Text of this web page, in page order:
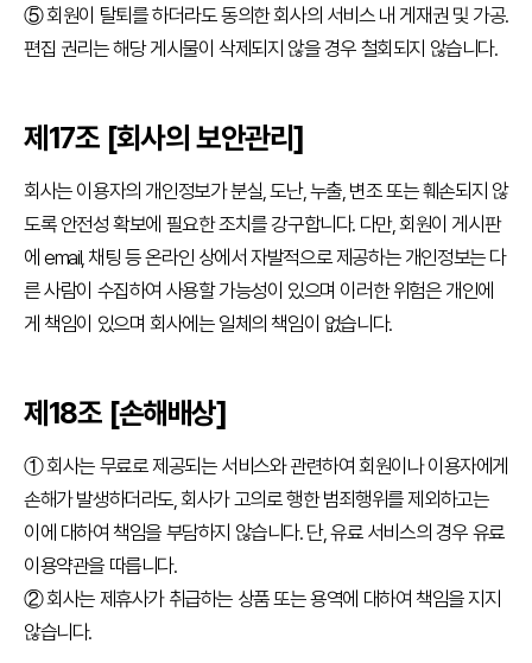
⑤ 회원이 탈퇴를 하더라도 동의한 회사의 서비스 내 게재권 및 가공.
편집 권리는 해당 게시물이 삭제되지 않을 경우 철회되지 않습니다.
제17조 [회사의 보안관리]
회사는 이용자의 개인정보가 분실, 도난, 누출, 변조 또는 훼손되지 않
도록 안전성 확보에 필요한 조치를 강구합니다. 다만, 회원이 게시판
에 email, 채팅 등 온라인 상에서 자발적으로 제공하는 개인정보는 다
른 사람이 수집하여 사용할 가능성이 있으며 이러한 위험은 개인에
게 책임이 있으며 회사에는 일체의 책임이 없습니다.
제18조 [손해배상]
① 회사는 무료로 제공되는 서비스와 관련하여 회원이나 이용자에게
손해가 발생하더라도, 회사가 고의로 행한 범죄행위를 제외하고는
이에 대하여 책임을 부담하지 않습니다. 단, 유료 서비스의 경우 유료
이용약관을 따릅니다.
② 회사는 제휴사가 취급하는 상품 또는 용역에 대하여 책임을 지지
않습니다.